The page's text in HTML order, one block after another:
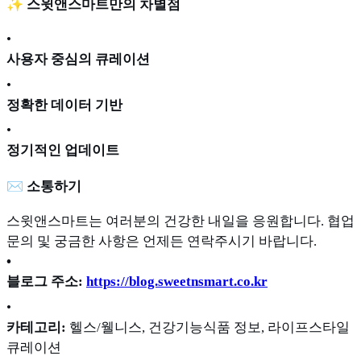
•
사용자 중심의 큐레이션
•
정확한 데이터 기반
•
정기적인 업데이트
✉️ 소통하기
스윗앤스마트는 여러분의 건강한 내일을 응원합니다. 협업
문의 및 궁금한 사항은 언제든 연락주시기 바랍니다.
•
블로그 주소: https://blog.sweetnsmart.co.kr
•
카테고리: 헬스/웰니스, 건강기능식품 정보, 라이프스타일
큐레이션